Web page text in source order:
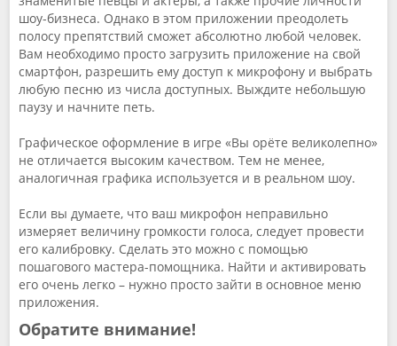
шоу-бизнеса. Однако в этом приложении преодолеть
полосу препятствий сможет абсолютно любой человек.
Вам необходимо просто загрузить приложение на свой
смартфон, разрешить ему доступ к микрофону и выбрать
любую песню из числа доступных. Выждите небольшую
паузу и начните петь.
Графическое оформление в игре «Вы орёте великолепно»
не отличается высоким качеством. Тем не менее,
аналогичная графика используется и в реальном шоу.
Если вы думаете, что ваш микрофон неправильно
измеряет величину громкости голоса, следует провести
его калибровку. Сделать это можно с помощью
пошагового мастера-помощника. Найти и активировать
его очень легко – нужно просто зайти в основное меню
приложения.
Обратите внимание!